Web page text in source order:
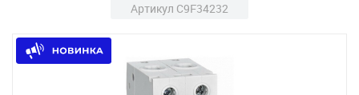
Артикул C9F34232